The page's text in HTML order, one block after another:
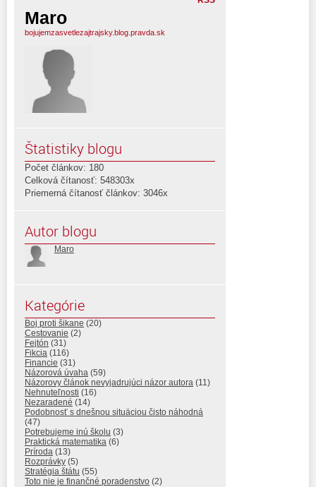
Maro
bojujemzasvetlezajtrajsky.blog.pravda.sk
Štatistiky blogu
Počet článkov: 180
Celková čítanosť: 548303x
Priemerná čítanosť článkov: 3046x
Autor blogu
Maro
Kategórie
Boj proti šikane (20)
Cestovanie (2)
Fejtón (31)
Fikcia (116)
Financie (31)
Názorová úvaha (59)
Názorovy článok nevyjadrujúci názor autora (11)
Nehnuteľnosti (16)
Nezaradené (14)
Podobnosť s dnešnou situäciou čisto náhodná
(47)
Potrebujeme inú školu (3)
Praktická matematika (6)
Príroda (13)
Rozprávky (5)
Stratégia štátu (55)
Toto nie je finančné poradenstvo (2)